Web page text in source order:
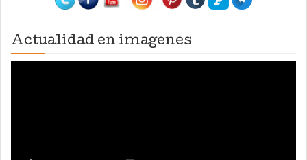
Actualidad en imagenes